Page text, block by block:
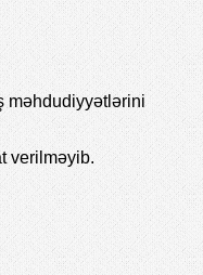
məhdudiyyətlərini
verilməyib.